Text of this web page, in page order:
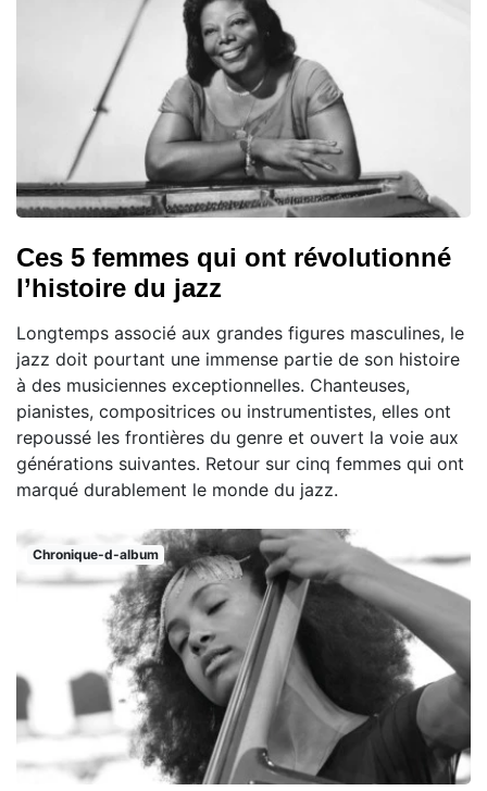
Ces 5 femmes qui ont révolutionné
l’histoire du jazz
Longtemps associé aux grandes figures masculines, le
jazz doit pourtant une immense partie de son histoire
à des musiciennes exceptionnelles. Chanteuses,
pianistes, compositrices ou instrumentistes, elles ont
repoussé les frontières du genre et ouvert la voie aux
générations suivantes. Retour sur cinq femmes qui ont
marqué durablement le monde du jazz.
Chronique-d-album